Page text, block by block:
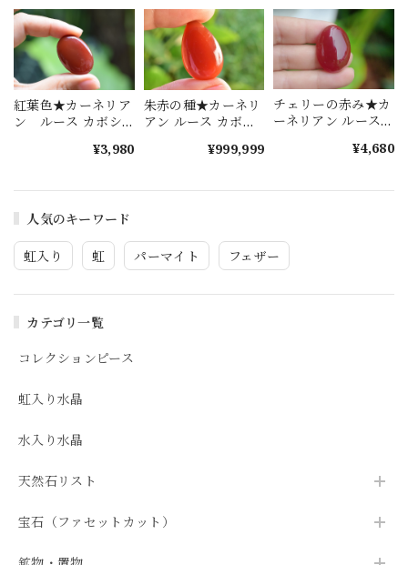
人気のキーワード
虹入り 虹 パーマイト フェザー
カテゴリ一覧
コレクションピース
虹入り水晶
水入り水晶
天然石リスト
宝石（ファセットカット）
紅葉色★カーネリア
ン ルース カボシ
¥3,980
朱赤の種★カーネリ
アン ルース カボシ
¥999,999
チェリーの赤み★カ
ーネリアン ルース
¥4,680